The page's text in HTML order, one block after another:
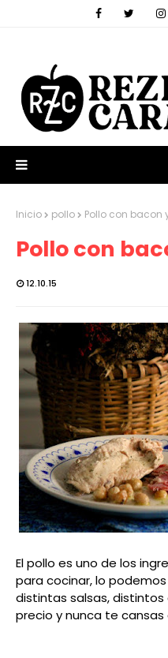
Inicio pollo Pollo con bacon
Pollo con
12.10.15
El pollo es uno de los
para cocinar, lo
distintas salsas,
precio y nunca te